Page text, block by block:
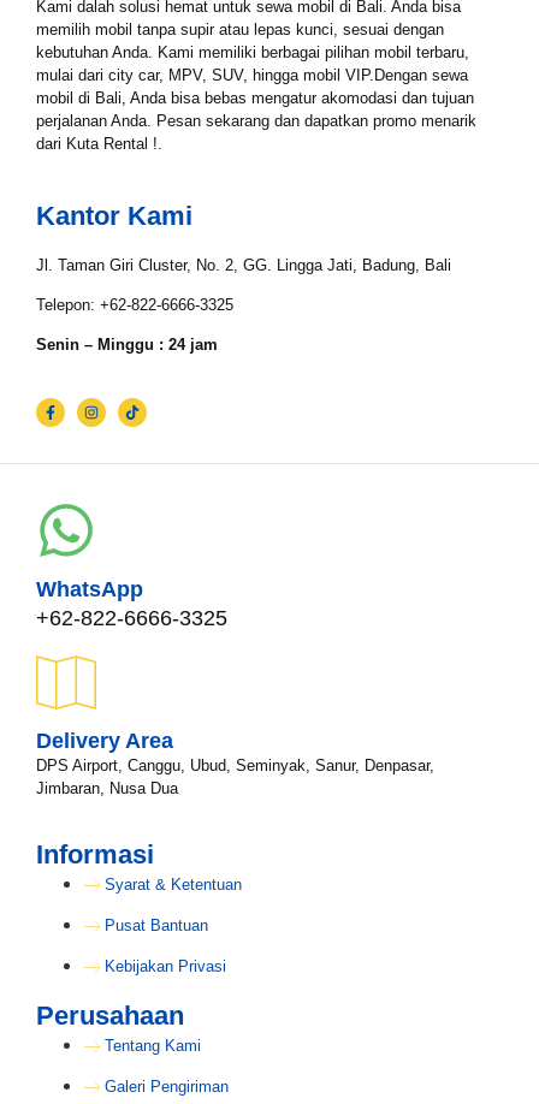
Kami dalah solusi hemat untuk sewa mobil di Bali. Anda bisa
memilih mobil tanpa supir atau lepas kunci, sesuai dengan
kebutuhan Anda. Kami memiliki berbagai pilihan mobil terbaru,
mulai dari city car, MPV, SUV, hingga mobil VIP.Dengan sewa
mobil di Bali, Anda bisa bebas mengatur akomodasi dan tujuan
perjalanan Anda. Pesan sekarang dan dapatkan promo menarik
dari Kuta Rental !.
Tgl Mulai*
Tgl Selesai*
Email*
Lokasi Pengiriman & Pengembalian
Kantor Kami
Jl. Taman Giri Cluster, No. 2, GG. Lingga Jati, Badung, Bali
Telepon: +62-822-6666-3325
Senin – Minggu : 24 jam
WhatsApp
+62-822-6666-3325
Delivery Area
DPS Airport, Canggu, Ubud, Seminyak, Sanur, Denpasar,
Jimbaran, Nusa Dua
Informasi
Syarat & Ketentuan
Pusat Bantuan
Kebijakan Privasi
Perusahaan
Tentang Kami
Galeri Pengiriman